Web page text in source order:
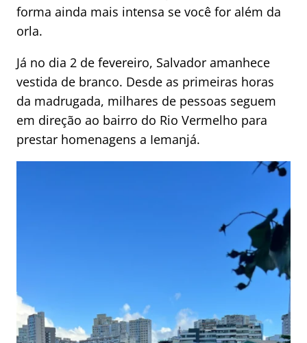
forma ainda mais intensa se você for além da
orla.
Já no dia 2 de fevereiro, Salvador amanhece
vestida de branco. Desde as primeiras horas
da madrugada, milhares de pessoas seguem
em direção ao bairro do Rio Vermelho para
prestar homenagens a Iemanjá.